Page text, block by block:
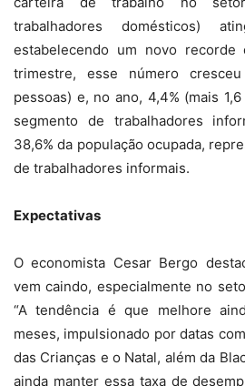
trabalhadores domésticos)
estabelecendo um novo
trimestre, esse número
pessoas) e, no ano, 4,4% (mais
segmento de trabalhadores
38,6% da população ocupada,
de trabalhadores informais.
Expectativas
O economista Cesar Bergo
vem caindo, especialmente no
“A tendência é que melhore
meses, impulsionado por datas
das Crianças e o Natal, além da
ainda manter essa taxa de